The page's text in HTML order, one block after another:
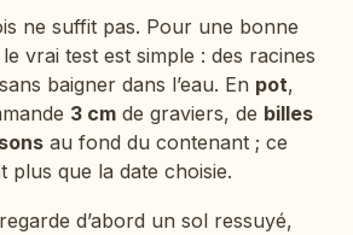
ne suffit pas. Pour une bonne
le vrai test est simple : des racines
baigner dans l’eau. En pot,
3 cm de graviers, de billes
au fond du contenant ; ce
plus que la date choisie.
d’abord un sol ressuyé,